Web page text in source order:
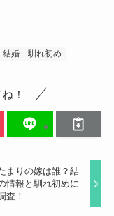
結婚 馴れ初め
！
まりの嫁は誰？結
情報と馴れ初めに
査！